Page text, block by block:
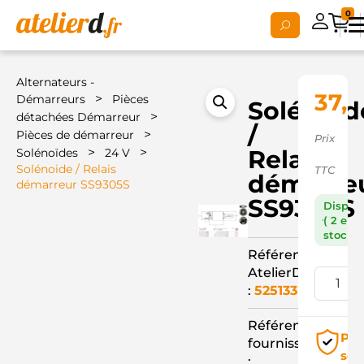
0
Alternateurs -
Démarreurs
>
Pièces
détachées Démarreur
>
Pièces de démarreur >
Solénoïdes > 24 V >
Solénoide / Relais
démarreur SS9305S
/
Relais
SS9305S
Référence
AtelierD
:525133
Référence
fournisseur
Prix
TTC
( 2 en
stock )